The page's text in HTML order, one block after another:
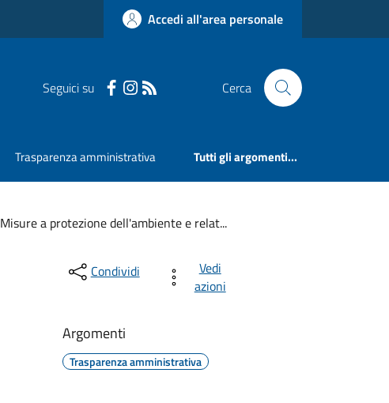
Accedi all'area personale
Seguici su Cerca
Trasparenza amministrativa Tutti gli argomenti...
Misure a protezione dell'ambiente e relat...
Condividi
Vedi
azioni
Argomenti
Trasparenza amministrativa